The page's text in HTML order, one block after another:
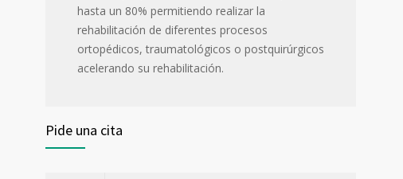
hasta un 80% permitiendo realizar la
rehabilitación de diferentes procesos
ortopédicos, traumatológicos o postquirúrgicos
acelerando su rehabilitación.
Pide una cita